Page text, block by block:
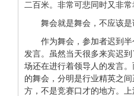
二百米。非常可悲同时又非
舞会就是舞会，不应该是
作为舞会，参加者迟到
发言。虽然当天很多来宾迟
场还在进行着领导人的发言
的舞会，分明是行业精英之
方，不是竞赛口才的地方。